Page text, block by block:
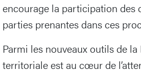
encourage la participation des
parties prenantes dans ces
Parmi les nouveaux outils de
territoriale est au cœur de